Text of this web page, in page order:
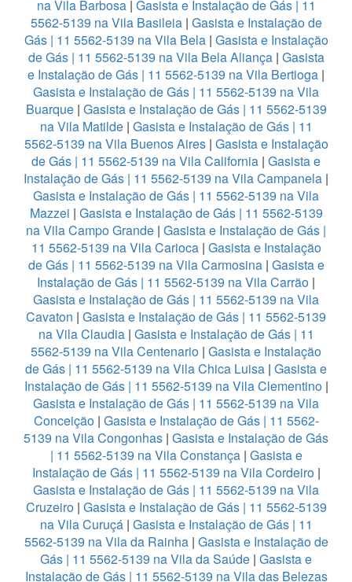
na Vila Barbosa| Gasista e Instalação de Gás | 11
5562-5139 na Vila Basileia| Gasista e Instalação de
Gás | 11 5562-5139 na Vila Bela| Gasista e Instalação
de Gás | 11 5562-5139 na Vila Bela Aliança| Gasista
e Instalação de Gás | 11 5562-5139 na Vila Bertioga |
Gasista e Instalação de Gás | 11 5562-5139 na Vila
Buarque| Gasista e Instalação de Gás | 11 5562-5139
na Vila Matilde| Gasista e Instalação de Gás | 11
5562-5139 na Vila Buenos Aires| Gasista e Instalação
de Gás | 11 5562-5139 na Vila California | Gasista e
Instalação de Gás | 11 5562-5139 na Vila Campanela |
Gasista e Instalação de Gás | 11 5562-5139 na Vila
Mazzei | Gasista e Instalação de Gás | 11 5562-5139
na Vila Campo Grande | Gasista e Instalação de Gás |
11 5562-5139 na Vila Carioca| Gasista e Instalação
de Gás | 11 5562-5139 na Vila Carmosina| Gasista e
Instalação de Gás | 11 5562-5139 na Vila Carrão |
Gasista e Instalação de Gás | 11 5562-5139 na Vila
Cavaton | Gasista e Instalação de Gás | 11 5562-5139
na Vila Claudia| Gasista e Instalação de Gás | 11
5562-5139 na Vila Centenario | Gasista e Instalação
de Gás | 11 5562-5139 na Vila Chica Luisa | Gasista e
Instalação de Gás | 11 5562-5139 na Vila Clementino|
Gasista e Instalação de Gás | 11 5562-5139 na Vila
Conceição| Gasista e Instalação de Gás | 11 5562-
5139 na Vila Congonhas | Gasista e Instalação de Gás
| 11 5562-5139 na Vila Constança| Gasista e
Instalação de Gás | 11 5562-5139 na Vila Cordeiro|
Gasista e Instalação de Gás | 11 5562-5139 na Vila
Cruzeiro | Gasista e Instalação de Gás | 11 5562-5139
na Vila Curuçá | Gasista e Instalação de Gás | 11
5562-5139 na Vila da Rainha | Gasista e Instalação de
Gás | 11 5562-5139 na Vila da Saúde | Gasista e
Instalação de Gás | 11 5562-5139 na Vila das Belezas